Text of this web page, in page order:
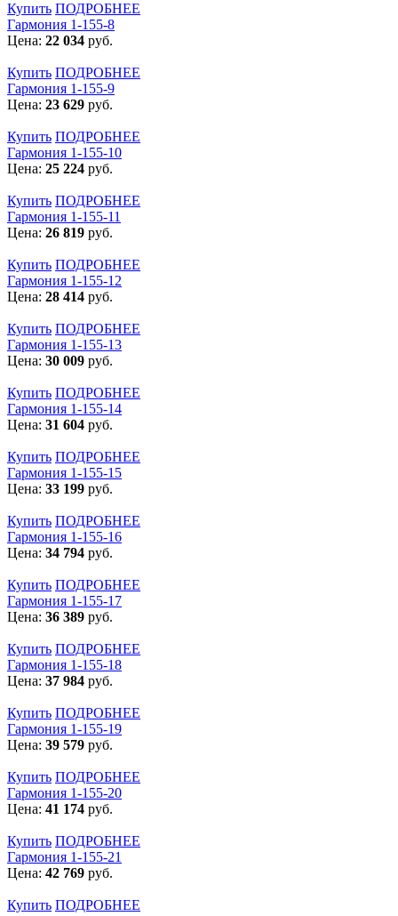
Купить ПОДРОБНЕЕ
Гармония 1-155-8
Цена: 22 034 руб.
Купить ПОДРОБНЕЕ
Гармония 1-155-9
Цена: 23 629 руб.
Купить ПОДРОБНЕЕ
Гармония 1-155-10
Цена: 25 224 руб.
Купить ПОДРОБНЕЕ
Гармония 1-155-11
Цена: 26 819 руб.
Купить ПОДРОБНЕЕ
Гармония 1-155-12
Цена: 28 414 руб.
Купить ПОДРОБНЕЕ
Гармония 1-155-13
Цена: 30 009 руб.
Купить ПОДРОБНЕЕ
Гармония 1-155-14
Цена: 31 604 руб.
Купить ПОДРОБНЕЕ
Гармония 1-155-15
Цена: 33 199 руб.
Купить ПОДРОБНЕЕ
Гармония 1-155-16
Цена: 34 794 руб.
Купить ПОДРОБНЕЕ
Гармония 1-155-17
Цена: 36 389 руб.
Купить ПОДРОБНЕЕ
Гармония 1-155-18
Цена: 37 984 руб.
Купить ПОДРОБНЕЕ
Гармония 1-155-19
Цена: 39 579 руб.
Купить ПОДРОБНЕЕ
Гармония 1-155-20
Цена: 41 174 руб.
Купить ПОДРОБНЕЕ
Гармония 1-155-21
Цена: 42 769 руб.
Купить ПОДРОБНЕЕ